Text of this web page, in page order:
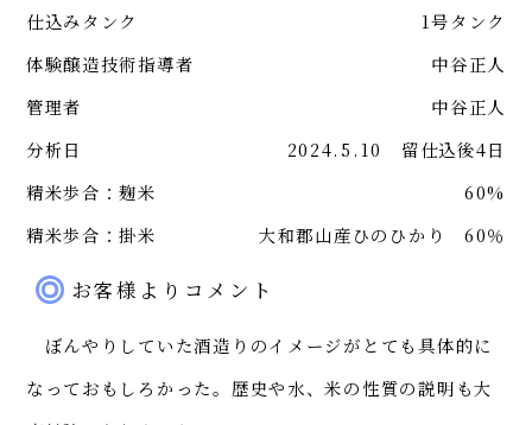
仕込みタンク
1号タンク
体験醸造技術指導者
中谷正人
管理者
中谷正人
分析日
2024.5.10 留仕込後4日
精米歩合：麹米
60%
精米歩合：掛米
大和郡山産ひのひかり 60％
お客様よりコメント
ぼんやりしていた酒造りのイメージがとても具体的に
なっておもしろかった。歴史や水、米の性質の説明も大